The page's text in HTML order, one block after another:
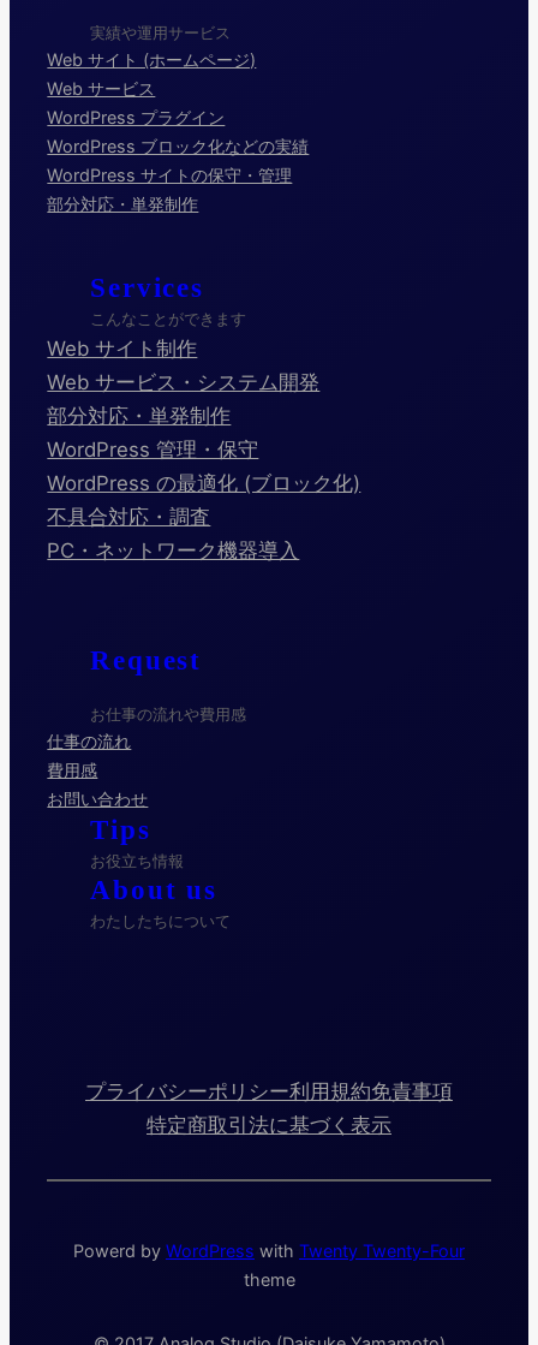
実績や運用サービス
Web サイト (ホームページ)
Web サービス
WordPress プラグイン
WordPress ブロック化などの実績
WordPress サイトの保守・管理
部分対応・単発制作
Services
こんなことができます
Web サイト制作
Web サービス・システム開発
部分対応・単発制作
WordPress 管理・保守
WordPress の最適化 (ブロック化)
不具合対応・調査
PC・ネットワーク機器導入
Request
お仕事の流れや費用感
仕事の流れ
費用感
お問い合わせ
Tips
お役立ち情報
About us
わたしたちについて
プライバシーポリシー利用規約免責事項
特定商取引法に基づく表示
Powerd by WordPress with Twenty Twenty-Four
theme